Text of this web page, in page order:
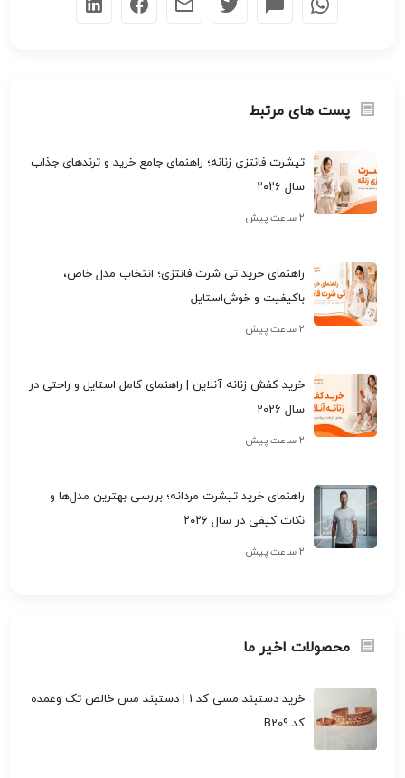
پست های مرتبط
تیشرت فانتزی زنانه؛ راهنمای جامع خرید و ترندهای جذاب
سال ۲۰۲۶
۲ ساعت پیش
راهنمای خرید تی شرت فانتزی؛ انتخاب مدل خاص،
باکیفیت و خوش‌استایل
۲ ساعت پیش
خرید کفش زنانه آنلاین | راهنمای کامل استایل و راحتی در
سال 2026
۲ ساعت پیش
راهنمای خرید تیشرت مردانه؛ بررسی بهترین مدل‌ها و
نکات کیفی در سال ۲۰۲۶
۲ ساعت پیش
محصولات اخیر ما
خرید دستبند مسی کد 1 | دستبند مس خالص تک وعمده
کد B209